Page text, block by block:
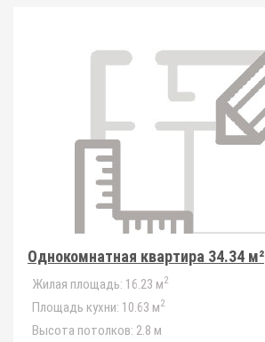
Однокомнатная квартира 34.34 м²
Жилая площадь: 16.23 м2
Площадь кухни: 10.63 м2
Высота потолков: 2.8 м